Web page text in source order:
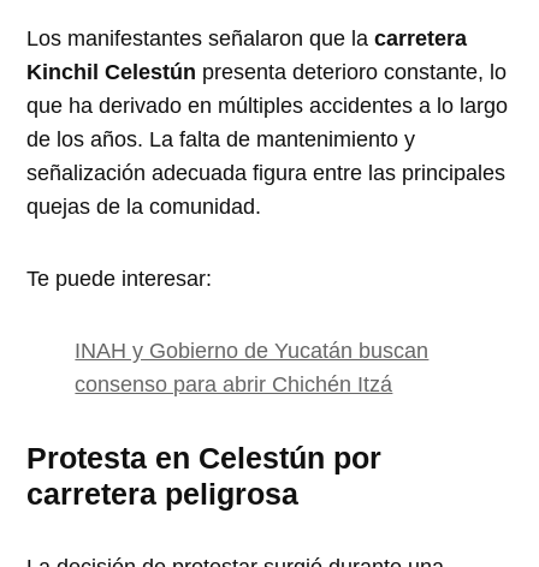
Los manifestantes señalaron que lacarretera
Kinchil Celestún presenta deterioro constante, lo
que ha derivado en múltiples accidentes a lo largo
de los años. La falta de mantenimiento y
señalización adecuada figura entre las principales
quejas de la comunidad.
Te puede interesar:
INAH y Gobierno de Yucatán buscan
consenso para abrir Chichén Itzá
Protesta en Celestún por
carretera peligrosa